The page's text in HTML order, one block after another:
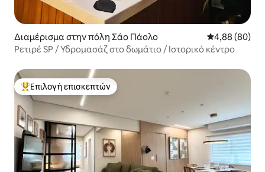
Διαμέρισμα στην πόλη Σάο Πάολο Μέση
4,88 (80)
Ρετιρέ SP / Υδρομασάζ στο δωμάτιο / Ιστορικό κέντρο
Κορυφαία επιλογή επισκεπτών
Επιλογή επισκεπτών